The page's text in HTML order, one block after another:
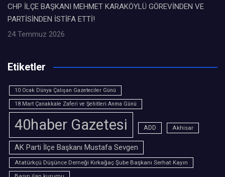
CHP İLÇE BAŞKANI MEHMET KARAKÖYLÜ GÖREVİNDEN VE
PARTİSİNDEN İSTİFA ETTİ!
24 Temmuz 2026
Etiketler
10 Ocak Dünya Çalışan Gazeteciler Günü
18 Mart Çanakkale Zaferi ve Şehitleri Anma Günü
40haber Gazetesi ADD Akhisar
AK Parti İlçe Başkanı Mustafa Sevgen
Atatürkçü Düşünce Derneği Kırkağaç Şube Başkanı Serhat Kayın